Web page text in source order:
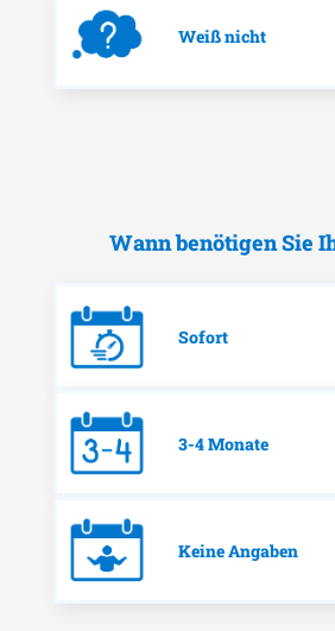
Weiß nicht
Wann benötigen Sie
Sofort
3-4 Monate
Keine Angaben